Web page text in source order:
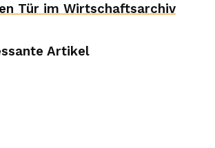
Tür im Wirtschaftsarchiv
Artikel